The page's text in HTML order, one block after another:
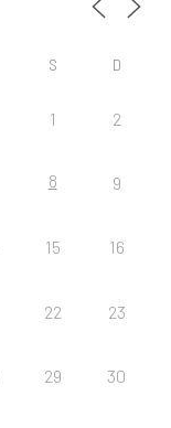
S D
1 2
8 9
15 16
22 23
29 30